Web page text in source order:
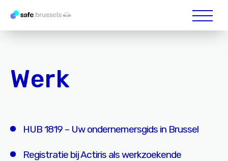
Werk
HUB 1819 – Uw ondernemersgids in Brussel
Registratie bij Actiris als werkzoekende